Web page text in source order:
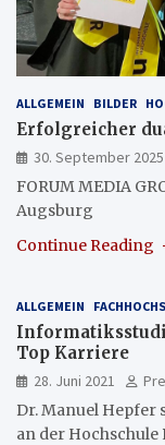
ALLGEMEIN BILDER
Erfolgreicher
30. September 2025
FORUM MEDIA
Augsburg
Continue Reading
ALLGEMEIN
Top Karriere
28. Juni 2021
Dr. Manuel
an der